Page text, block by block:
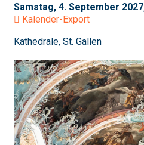
Samstag, 4. September
Kalender-Export
Kathedrale, St. Gallen